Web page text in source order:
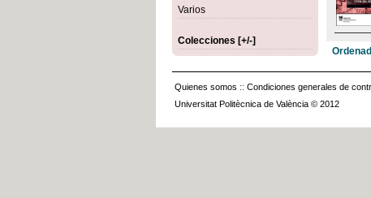
Varios
Colecciones [+/-]
Quienes somos :: Condiciones generales de
Universitat Politècnica de València © 2012